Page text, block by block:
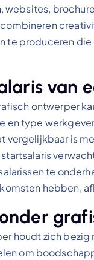
websites,
te produceren
van
ontwerper
en type
vergelijkbaar is
te
hebben,
houdt zich
om